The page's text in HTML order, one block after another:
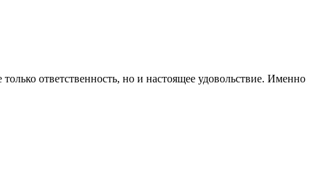
ответственность, но и настоящее удовольствие. Именно